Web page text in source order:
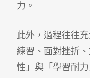
力。
此外，過程往往
練習、面對挫折
性」與「學習耐